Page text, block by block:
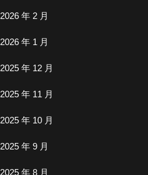
2026 年 2 月
2026 年 1 月
2025 年 12 月
2025 年 11 月
2025 年 10 月
2025 年 9 月
2025 年 8 月